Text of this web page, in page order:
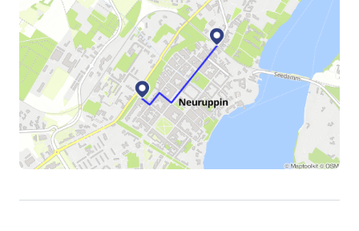
und die Bronzeskulptur am Ende der Straße
befinden sich hier.
Auch der Tempelgarten, den Friedrich der Große
einst errichten ließ, lohnt einen Besuch. Biegen Sie
dazu von der Karl-Marx-Straße nach links in die
Präsidentenstraße ein. Der Eingang zum Park
befindet sich nach der ersten Querstraße auf der
rechten Seite. Vom Tempelgarten aus können Sie
Schätze und Exponate zum Werk Fontanes, Schinkels